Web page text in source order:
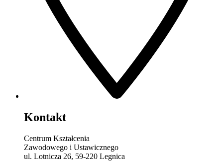
Kontakt
Centrum Kształcenia
Zawodowego i Ustawicznego
ul. Lotnicza 26, 59-220 Legnica